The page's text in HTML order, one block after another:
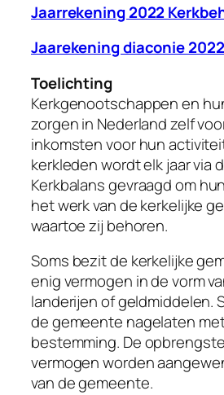
Jaarrekening 2022
Jaarekening diaconie 2022
Toelichting
Kerkgenootschappen en
zorgen in Nederland zelf
inkomsten voor hun
kerkleden wordt elk jaar via
Kerkbalans gevraagd om
het werk van de kerkelijke
waartoe zij behoren.
Soms bezit de kerkelijke
enig vermogen in de vorm
landerijen of geldmiddelen.
de gemeente nagelaten
bestemming. De
vermogen worden
van de gemeente.